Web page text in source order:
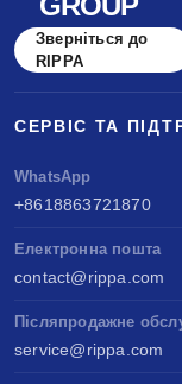
Зверніться до
RIPPA
СЕРВІС ТА
WhatsApp
+8618863721870
Електронна пошта
contact@rippa.com
Післяпродажне
service@rippa.com